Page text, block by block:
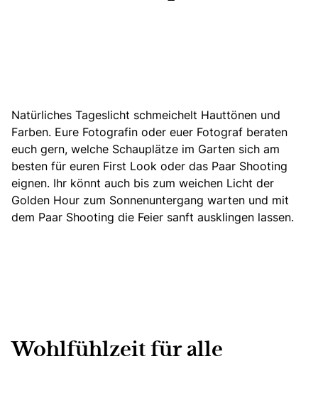
Natürliches Tageslicht schmeichelt Hauttönen und
Farben. Eure Fotografin oder euer Fotograf beraten
euch gern, welche Schauplätze im Garten sich am
besten für euren First Look oder das Paar Shooting
eignen. Ihr könnt auch bis zum weichen Licht der
Golden Hour zum Sonnenuntergang warten und mit
dem Paar Shooting die Feier sanft ausklingen lassen.
Wohlfühlzeit für alle